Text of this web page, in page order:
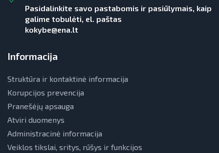
Pasidalinkite savo pastabomis ir pasiūlymais, kaip
galime tobulėti, el. paštas
kokybe@ena.lt
Informacija
Struktūra ir kontaktinė informacija
Korupcijos prevencija
Pranešėjų apsauga
Atviri duomenys
Administracinė informacija
Veiklos tikslai, sritys, rūšys ir funkcijos